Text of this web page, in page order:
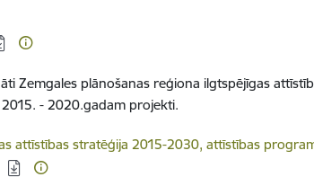
Zemgales plānošanas reģiona ilgtspējīgas
- 2020.gadam projekti.
attīstības stratēģija 2015-2030, attīstības